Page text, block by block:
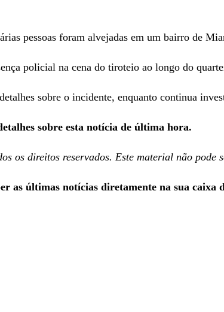
pessoas foram alvejadas em um bairro de
policial na cena do tiroteio ao longo do
sobre o incidente, enquanto continua
sobre esta notícia de última hora.
os direitos reservados. Este material não
as últimas notícias diretamente na sua caixa